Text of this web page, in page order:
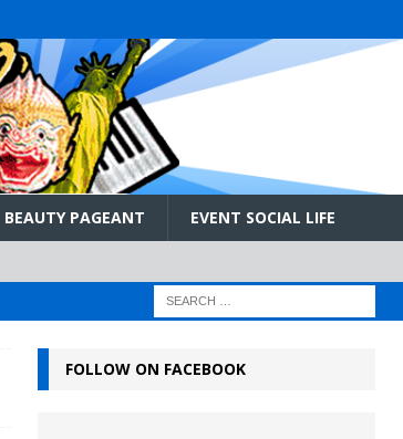
BEAUTY PAGEANT EVENT SOCIAL LIFE
FOLLOW ON FACEBOOK